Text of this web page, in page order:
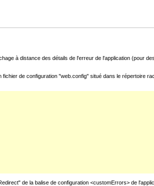
à distance des détails de l'erreur de l'application (pour
de configuration "web.config" situé dans le répertoire
de la balise de configuration <customErrors> de